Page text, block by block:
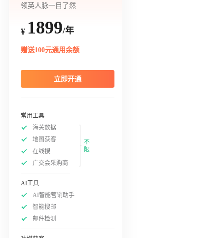
领英人脉一目了然
¥ 1899/年
赠送100元通用余额
立即开通
常用工具
海关数据
地图获客
在线搜
广交会采购商
不
限
AI工具
AI智能营销助手
智能搜邮
邮件检测